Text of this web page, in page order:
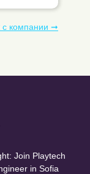
с компании ➞
Join Playtech
in Sofia